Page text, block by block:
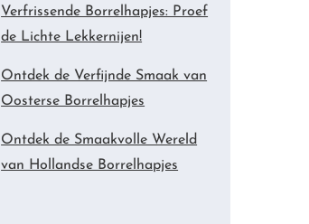
Verfrissende Borrelhapjes: Proef
de Lichte Lekkernijen!
Ontdek de Verfijnde Smaak van
Oosterse Borrelhapjes
Ontdek de Smaakvolle Wereld
van Hollandse Borrelhapjes